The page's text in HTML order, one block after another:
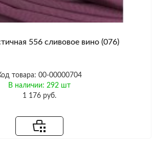
556 сливовое вино (076)
товара: 00-00000704
В наличии: 292 шт
1 176 руб.